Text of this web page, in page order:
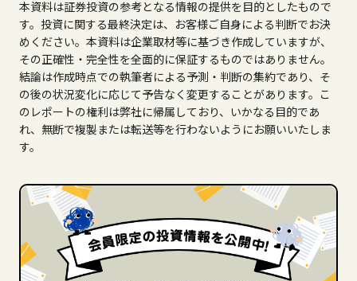
本資料は証券投資の参考となる情報の提供を目的としたもので
す。投資に関する最終決定は、お客様ご自身による判断でお決
めください。本資料は企業取材等に基づき作成していますが、
その正確性・完全性を全面的に保証するものではありません。
結論は作成時点での執筆者による予測・判断の集約であり、そ
の後の状況変化に応じて予告なく変更することがあります。こ
のレポートの権利は弊社に帰属しており、いかなる目的であ
れ、無断で複製または転送等を行わないようにお願いいたしま
す。